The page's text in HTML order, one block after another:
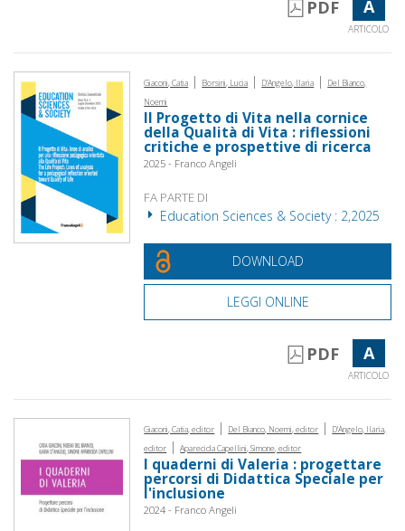
PDF A
ARTICOLO
Giaconi, Catia | Borsini, Lucia | D'Angelo, Ilaria |
Del Bianco,
Noemi
Il Progetto di Vita nella cornice
della Qualità di Vita : riflessioni
critiche e prospettive di ricerca
2025 - Franco Angeli
FA PARTE DI
Education Sciences & Society : 2,2025
DOWNLOAD
LEGGI ONLINE
PDF A
ARTICOLO
Giaconi, Catia, editor | Del Bianco, Noemi, editor |
D'Angelo, Ilaria,
editor | Aparecida Capellini, Simone, editor
I quaderni di Valeria : progettare
percorsi di Didattica Speciale per
l'inclusione
2024 - Franco Angeli